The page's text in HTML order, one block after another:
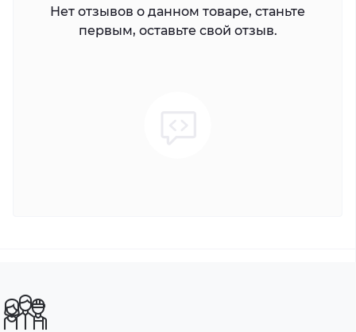
Нет отзывов о данном товаре, станьте
первым, оставьте свой отзыв.